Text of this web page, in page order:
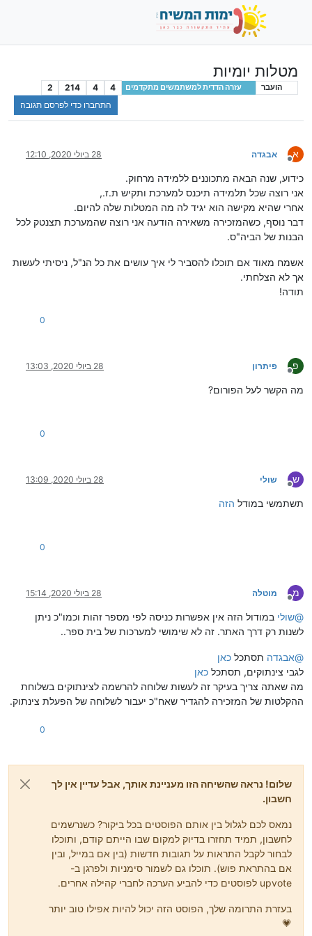
מטלות יומיות
הועבר עזרה הדדית למשתמשים מתקדמים 4
4
214
2
התחברו כדי לפרסם תגובה
א
מנותק
אבגדה 28 ביולי 2020, 12:10
כידוע, שנה הבאה מתכוננים ללמידה מרחוק.
אני רוצה שכל תלמידה תיכנס למערכת ותקיש ת.ז.,
אחרי שהיא מקישה הוא יגיד לה מה המטלות שלה להיום.
דבר נוסף, כשהמזכירה משאירה הודעה אני רוצה שהמערכת תצנטק לכל
הבנות של הביה"ס.
אשמח מאוד אם תוכלו להסביר לי איך עושים את כל הנ"ל, ניסיתי לעשות
אך לא הצלחתי.
תודה!
0
פ
מנותק
פיתרון 28 ביולי 2020, 13:03
מה הקשר לעל הפורום?
0
ש
מנותק
שולי 28 ביולי 2020, 13:09
תשתמשי במודל הזה
0
מ
מנותק
מוטלה 28 ביולי 2020, 15:14
@שולי במודול הזה אין אפשרות כניסה לפי מספר זהות וכמו"כ ניתן
לשנות רק דרך האתר. זה לא שימושי למערכות של בית ספר..
@אבגדה תסתכל כאן
לגבי צינתוקים, תסתכל כאן
מה שאתה צריך בעיקר זה לעשות שלוחה להרשמה לצינתוקים בשלוחת
ההקלטות של המזכירה להגדיר שאח"כ יעבור לשלוחה של הפעלת צינתוק.
0
שלום! נראה שהשיחה הזו מעניינת אותך, אבל עדיין אין לך
חשבון.
נמאס לכם לגלול בין אותם הפוסטים בכל ביקור? כשנרשמים
לחשבון, תמיד תחזרו בדיוק למקום שבו הייתם קודם, ותוכלו
לבחור לקבל התראות על תגובות חדשות (בין אם במייל, ובין
אם בהתראת פוש). תוכלו גם לשמור סימניות ולפרגן ב-
upvote לפוסטים כדי להביע הערכה לחברי קהילה אחרים.
בעזרת התרומה שלך, הפוסט הזה יכול להיות אפילו טוב יותר
💗